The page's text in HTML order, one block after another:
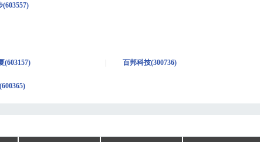
(603157) 百邦科技(300736)